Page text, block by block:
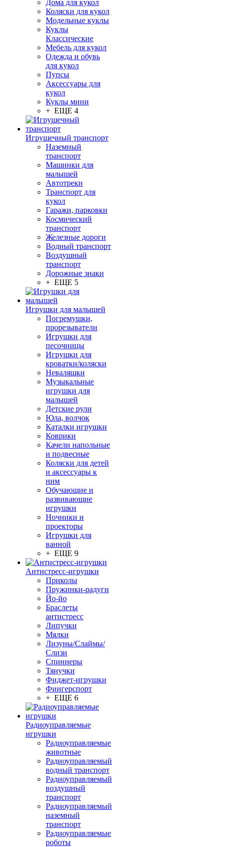
Дома для кукол
Коляски для кукол
Модельные куклы
Куклы
Классические
Мебель для кукол
Одежда и обувь
для кукол
Пупсы
Аксессуары для
кукол
Куклы мини
+ ЕЩЕ 4
Игрушечный транспорт
Наземный
транспорт
Машинки для
малышей
Автотреки
Транспорт для
кукол
Гаражи, парковки
Космический
транспорт
Железные дороги
Водный транспорт
Воздушный
транспорт
Дорожные знаки
+ ЕЩЕ 5
Игрушки для малышей
Погремушки,
прорезыватели
Игрушки для
песочницы
Игрушки для
кроватки/коляски
Неваляшки
Музыкальные
игрушки для
малышей
Детские рули
Юла, волчок
Каталки игрушки
Коврики
Качели напольные
и подвесные
Коляски для детей
и аксессуары к
ним
Обучающие и
развивающие
игрушки
Ночники и
проекторы
Игрушки для
ванной
+ ЕЩЕ 9
Антистресс-игрушки
Приколы
Пружинки-радуги
Йо-йо
Браслеты
антистресс
Липучки
Мялки
Лизуны/Слаймы/
Слизи
Спиннеры
Тянучки
Фиджет-игрушки
Фингерспорт
+ ЕЩЕ 6
Радиоуправляемые
игрушки
Радиоуправляемые
животные
Радиоуправляемый
водный транспорт
Радиоуправляемый
воздушный
транспорт
Радиоуправляемый
наземный
транспорт
Радиоуправляемые
роботы